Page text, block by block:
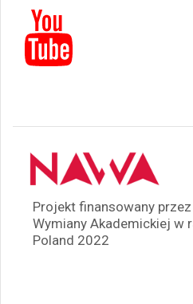
Projekt finansowany
Wymiany Akademickiej w
Poland 2022